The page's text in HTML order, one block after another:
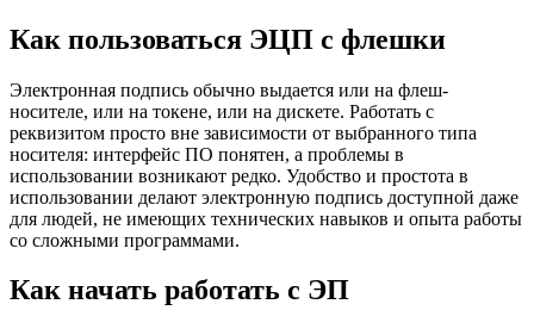
Как пользоваться ЭЦП с флешки
Электронная подпись обычно выдается или на флеш-
носителе, или на токене, или на дискете. Работать с
реквизитом просто вне зависимости от выбранного типа
носителя: интерфейс ПО понятен, а проблемы в
использовании возникают редко. Удобство и простота в
использовании делают электронную подпись доступной даже
для людей, не имеющих технических навыков и опыта работы
со сложными программами.
Как начать работать с ЭП